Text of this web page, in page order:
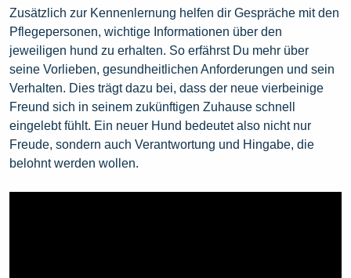
Zusätzlich zur Kennenlernung helfen dir Gespräche mit den
Pflegepersonen, wichtige Informationen über den
jeweiligen hund zu erhalten. So erfährst Du mehr über
seine Vorlieben, gesundheitlichen Anforderungen und sein
Verhalten. Dies trägt dazu bei, dass der neue vierbeinige
Freund sich in seinem zukünftigen Zuhause schnell
eingelebt fühlt. Ein neuer Hund bedeutet also nicht nur
Freude, sondern auch Verantwortung und Hingabe, die
belohnt werden wollen.